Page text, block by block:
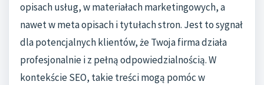
opisach usług, w materiałach marketingowych, a
nawet w meta opisach i tytułach stron. Jest to sygnał
dla potencjalnych klientów, że Twoja firma działa
profesjonalnie i z pełną odpowiedzialnością. W
kontekście SEO, takie treści mogą pomóc w